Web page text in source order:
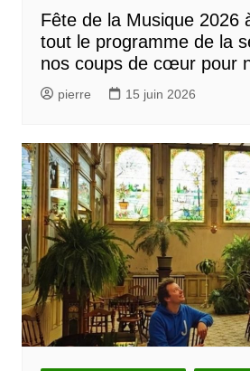
Fête de la Musique 2026
tout le programme de la
nos coups de cœur pour
pierre 15 juin 2026